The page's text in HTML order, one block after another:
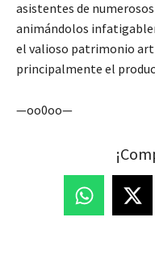
asistentes de
animándolos
el valioso patrimonio
principalmente el
—oo0oo—